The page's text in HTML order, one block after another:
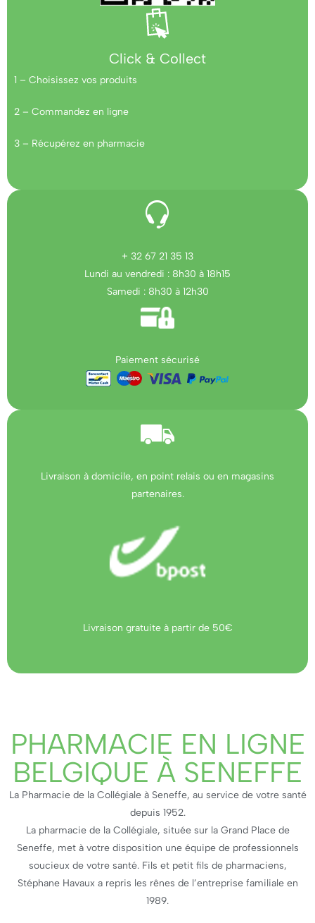
Click & Collect
1 – Choisissez vos produits
2 – Commandez en ligne
3 – Récupérez en pharmacie
+ 32 67 21 35 13
Lundi au vendredi : 8h30 à 18h15
Samedi : 8h30 à 12h30
Paiement sécurisé
Livraison à domicile, en point relais ou en magasins
partenaires.
Livraison gratuite à partir de 50€
PHARMACIE EN LIGNE
BELGIQUE À SENEFFE
La Pharmacie de la Collégiale à Seneffe, au service de votre santé
depuis 1952.
La pharmacie de la Collégiale, située sur la Grand Place de
Seneffe, met à votre disposition une équipe de professionnels
soucieux de votre santé. Fils et petit fils de pharmaciens,
Stéphane Havaux a repris les rênes de l’entreprise familiale en
1989.